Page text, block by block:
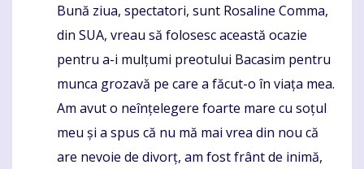
Komentaras
Bună ziua, spectatori, sunt Rosaline Comma,
din SUA, vreau să folosesc această ocazie
pentru a-i mulțumi preotului Bacasim pentru
munca grozavă pe care a făcut-o în viața mea.
Am avut o neînțelegere foarte mare cu soțul
meu și a spus că nu mă mai vrea din nou că
are nevoie de divorț, am fost frânt de inimă,